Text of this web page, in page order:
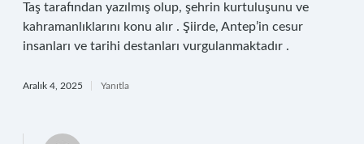
Taş tarafından yazılmış olup, şehrin kurtuluşunu ve
kahramanlıklarını konu alır . Şiirde, Antep’in cesur
insanları ve tarihi destanları vurgulanmaktadır .
Aralık 4, 2025 Yanıtla